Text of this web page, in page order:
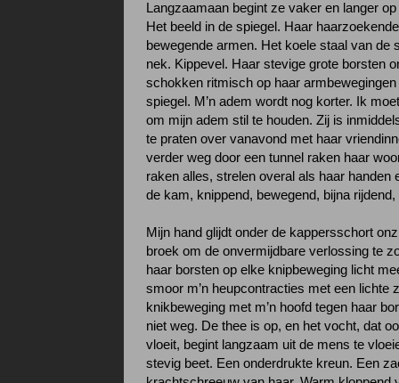
Langzaamaan begint ze vaker en langer
Het beeld in de spiegel. Haar
bewegende armen. Het koele staal van de
nek. Kippevel. Haar stevige grote borsten
schokken ritmisch op haar
spiegel. M’n adem wordt nog korter. Ik
om mijn adem stil te houden. Zij is
te praten over vanavond met haar
verder weg door een tunnel raken haar
raken alles, strelen overal als haar handen
de kam, knippend, bewegend, bijna
Mijn hand glijdt onder de kappersschort
broek om de onvermijdbare verlossing te
haar borsten op elke knipbeweging licht
smoor m’n heupcontracties met een lichte
knikbeweging met m’n hoofd tegen haar
niet weg. De thee is op, en het vocht, dat
vloeit, begint langzaam uit de mens te
stevig beet. Een onderdrukte kreun. Een